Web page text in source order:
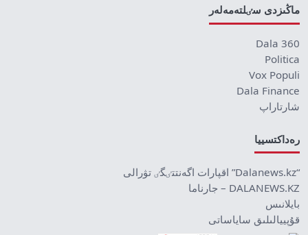
ماڭىزدى سٸلتەمەلەر
Dala 360
Politica
Vox Populi
Dala Finance
شارتاراپ
رەداكتسييا
“Dalanews.kz” اقپارات اگەنتتٸگٸ تۋرالى
DALANEWS.KZ – جارناما
بايلانىس
قۇپييالىلىق ساياساتى